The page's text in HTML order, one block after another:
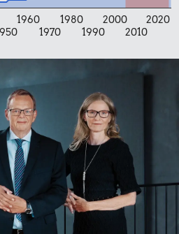
1960
1970
1980
1990
2000
2010
2020